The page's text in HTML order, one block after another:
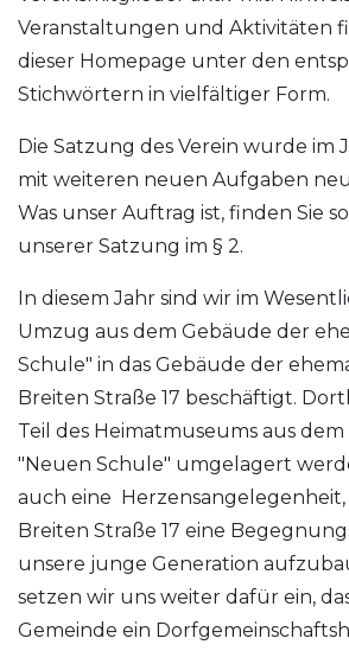
Veranstaltungen und Aktivitäten
dieser Homepage unter den
Stichwörtern in vielfältiger Form.
Die Satzung des Verein wurde im
mit weiteren neuen Aufgaben
Was unser Auftrag ist, finden Sie
unserer Satzung im § 2.
In diesem Jahr sind wir im
Umzug aus dem Gebäude der
Schule" in das Gebäude der
Breiten Straße 17 beschäftigt.
Teil des Heimatmuseums aus
"Neuen Schule" umgelagert
auch eine
Breiten Straße 17 eine
unsere junge Generation
setzen wir uns weiter dafür ein,
Gemeinde ein